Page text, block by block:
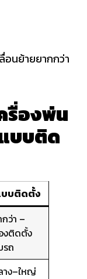
อนย้ายยากกว่า
รื่องพ่น
บบติด
บติดตั้ง
ว่า –
งติดตั้ง
รถ
าง–ใหญ่